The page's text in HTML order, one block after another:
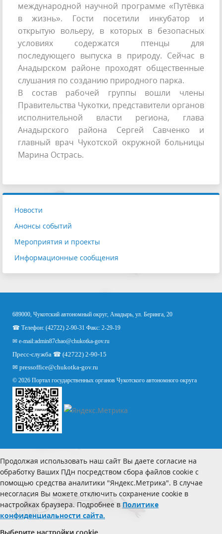
международной научной программе «Путёвка
в жизнь». Гости посетили инкубатор и
открытую вольеру, в которых в безопасных
условиях содержатся птенцы для
последующего выпуска в природу. Сейчас в
Анадырском районе проходят общественные
слушания по созданию природного парка.
В состав рабочей группы вошли члены
Правительства Чукотки, представители органов
исполнительной власти региона, глава
Анадырского района Сергей Савченко и
главный врач Чукотской окружной больницы
Марина Острась.
Новости
Анонсы событий
Мероприятия и проекты
Информационные сообщения
689000, Чукотский автономный округ, Анадырь, ул. Беринга, 20
☎ Телефон: (42722) 2-90-31 Факс: 2-29-19
✉ e-mail:admin87chao@chukotka-gov.ru
Пресс-служба ☎ (42722) 2-90-15
✉ pressoffice@chukotka-gov.ru
© 2026 Портал государственных органов Чукотского автономного округа
Продолжая использовать наш сайт Вы даете согласие на
обработку Ваших ПДн посредством сбора файлов cookie с
помощью средства аналитики "Яндекс.Метрика". В случае
несогласия Вы можете отключить сохранение cookie в
настройках браузера. Подробнее в Политике
конфиденциальности сайта.
Выберите настройки cookie